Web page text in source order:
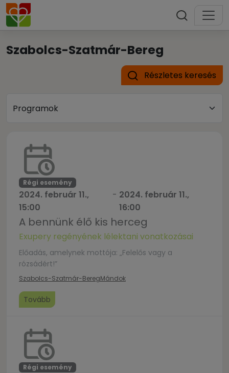
Szabolcs-Szatmár-Bereg
Részletes keresés
Régi esemény
2024. február 11.,
15:00
- 2024. február 11.,
16:00
A bennünk élő kis herceg
Exupery regényének lélektani vonatkozásai
Előadás, amelynek mottója: „Felelős vagy a
rózsádért!”
Szabolcs-Szatmár-BeregMándok
Tovább
Régi esemény